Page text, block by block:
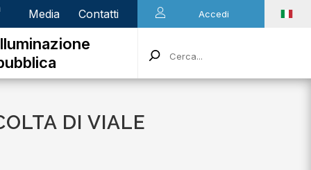
Media Contatti Accedi
DI VIALE